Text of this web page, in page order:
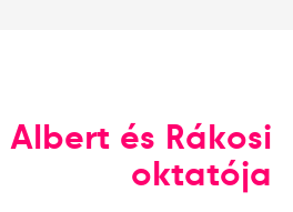
Albert és Rákosi
oktatója